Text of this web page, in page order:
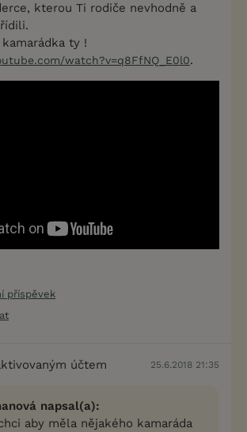
kterou Ti rodiče nevhodně a
ty !
watch?v=q8FfNQ_E0l0.
příspěvek
účtem 25.6.2018 21:35
napsal(a):
aby měla nějakého kamaráda